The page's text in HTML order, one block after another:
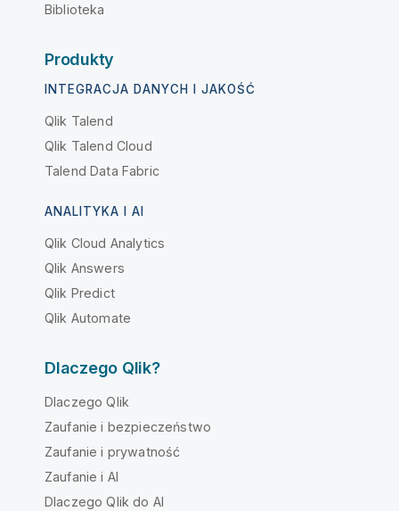
Biblioteka
Produkty
INTEGRACJA DANYCH I JAKOŚĆ
Qlik Talend
Qlik Talend Cloud
Talend Data Fabric
ANALITYKA I AI
Qlik Cloud Analytics
Qlik Answers
Qlik Predict
Qlik Automate
Dlaczego Qlik?
Dlaczego Qlik
Zaufanie i bezpieczeństwo
Zaufanie i prywatność
Zaufanie i AI
Dlaczego Qlik do AI